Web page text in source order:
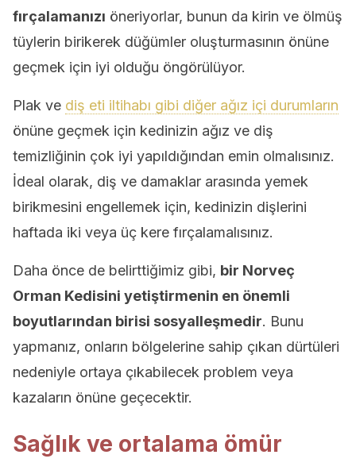
fırçalamanızı öneriyorlar, bunun da kirin ve ölmüş
tüylerin birikerek düğümler oluşturmasının önüne
geçmek için iyi olduğu öngörülüyor.
Plak ve diş eti iltihabı gibi diğer ağız içi durumların
önüne geçmek için kedinizin ağız ve diş
temizliğinin çok iyi yapıldığından emin olmalısınız.
İdeal olarak, diş ve damaklar arasında yemek
birikmesini engellemek için, kedinizin dişlerini
haftada iki veya üç kere fırçalamalısınız.
Daha önce de belirttiğimiz gibi, bir Norveç
Orman Kedisini yetiştirmenin en önemli
boyutlarından birisi sosyalleşmedir. Bunu
yapmanız, onların bölgelerine sahip çıkan dürtüleri
nedeniyle ortaya çıkabilecek problem veya
kazaların önüne geçecektir.
Sağlık ve ortalama ömür